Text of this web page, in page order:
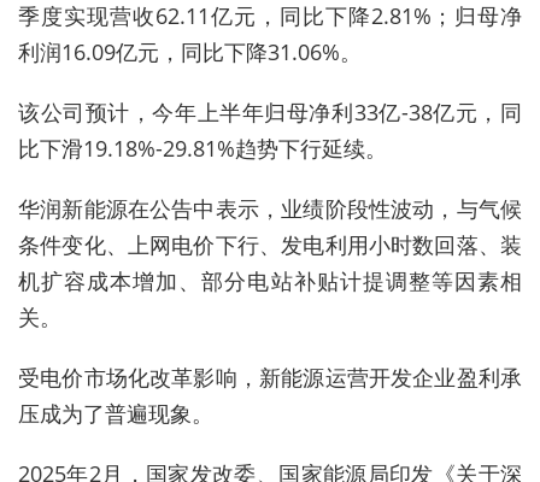
季度实现营收62.11亿元，同比下降2.81%；归母净
利润16.09亿元，同比下降31.06%。
该公司预计，今年上半年归母净利33亿-38亿元，同
比下滑19.18%-29.81%趋势下行延续。
华润新能源在公告中表示，业绩阶段性波动，与气候
条件变化、上网电价下行、发电利用小时数回落、装
机扩容成本增加、部分电站补贴计提调整等因素相
关。
受电价市场化改革影响，新能源运营开发企业盈利承
压成为了普遍现象。
2025年2月，国家发改委、国家能源局印发《关于深